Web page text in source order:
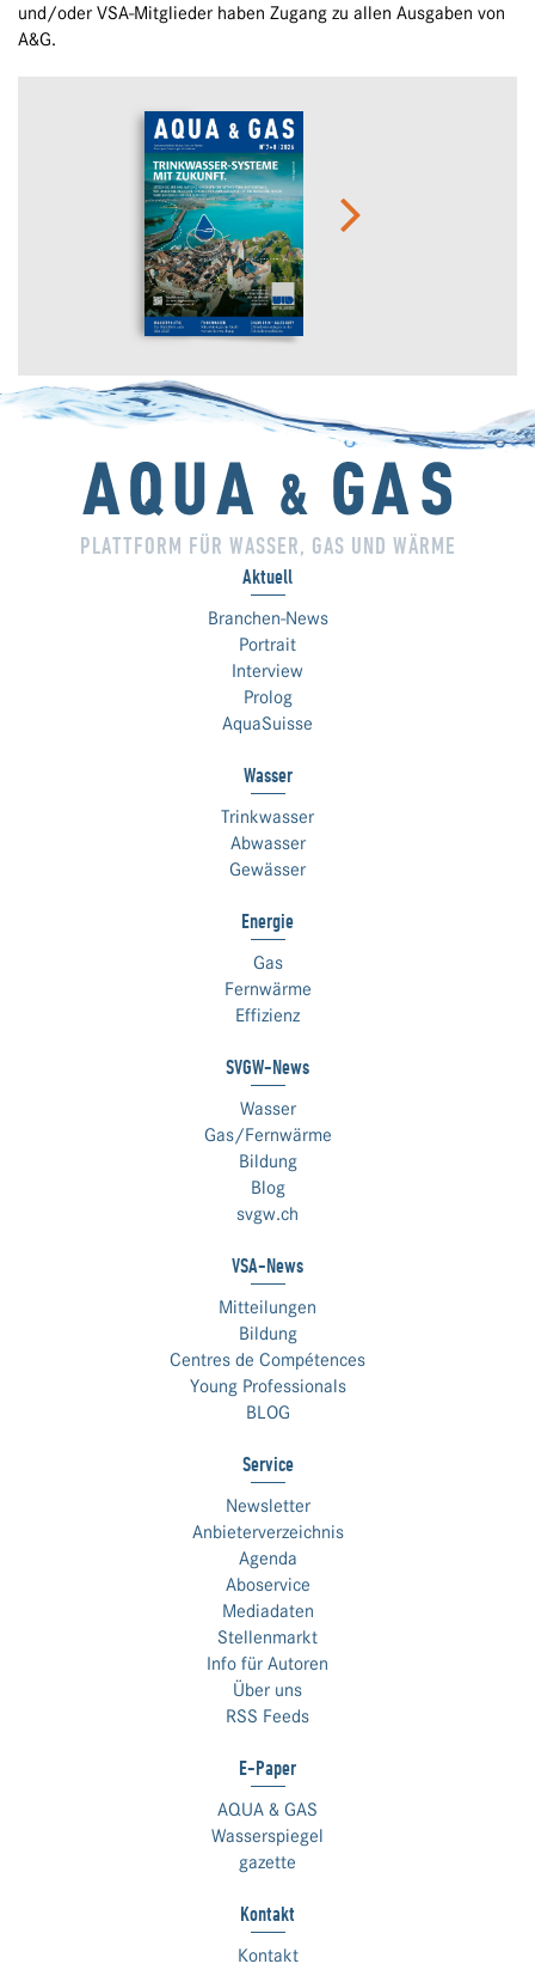
und/oder VSA-Mitglieder haben Zugang zu allen Ausgaben von
A&G.
PLATTFORM FÜR WASSER, GAS UND WÄRME
Aktuell
Branchen-News
Portrait
Interview
Prolog
AquaSuisse
Wasser
Trinkwasser
Abwasser
Gewässer
Energie
Gas
Fernwärme
Effizienz
SVGW-News
Wasser
Gas/Fernwärme
Bildung
Blog
svgw.ch
VSA-News
Mitteilungen
Bildung
Centres de Compétences
Young Professionals
BLOG
Service
Newsletter
Anbieterverzeichnis
Agenda
Aboservice
Mediadaten
Stellenmarkt
Info für Autoren
Über uns
RSS Feeds
E-Paper
AQUA & GAS
Wasserspiegel
gazette
Kontakt
Kontakt